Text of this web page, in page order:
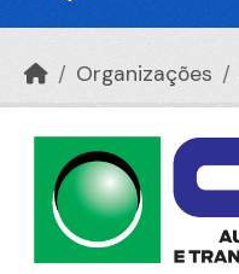
Organizações